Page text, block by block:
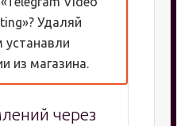
Удаляй
из магазина.
через